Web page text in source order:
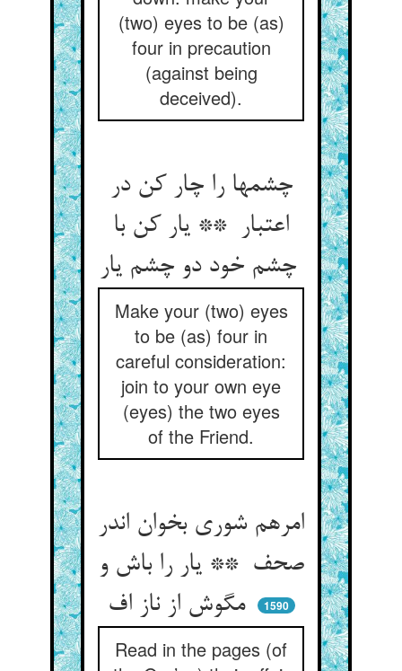
(two) eyes to be (as)
four in precaution
(against being
deceived).
چشمها را چار کن در
اعتبار ** یار کن با
چشم خود دو چشم یار
Make your (two) eyes
to be (as) four in
careful consideration:
join to your own eye
(eyes) the two eyes
of the Friend.
امرهم شوری بخوان اندر
صحف ** یار را باش و
مگوش از ناز اف
1590
Read in the pages (of